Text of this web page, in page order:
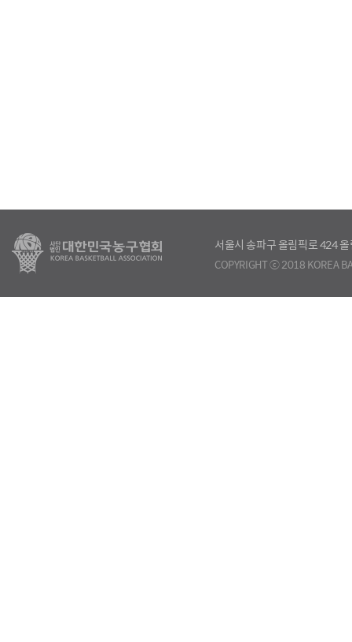
서울시 송파구 올림픽로 424
COPYRIGHT ⓒ 2018 KOREA